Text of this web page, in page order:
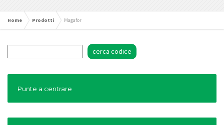
Home Prodotti Magafor
Punte a centrare